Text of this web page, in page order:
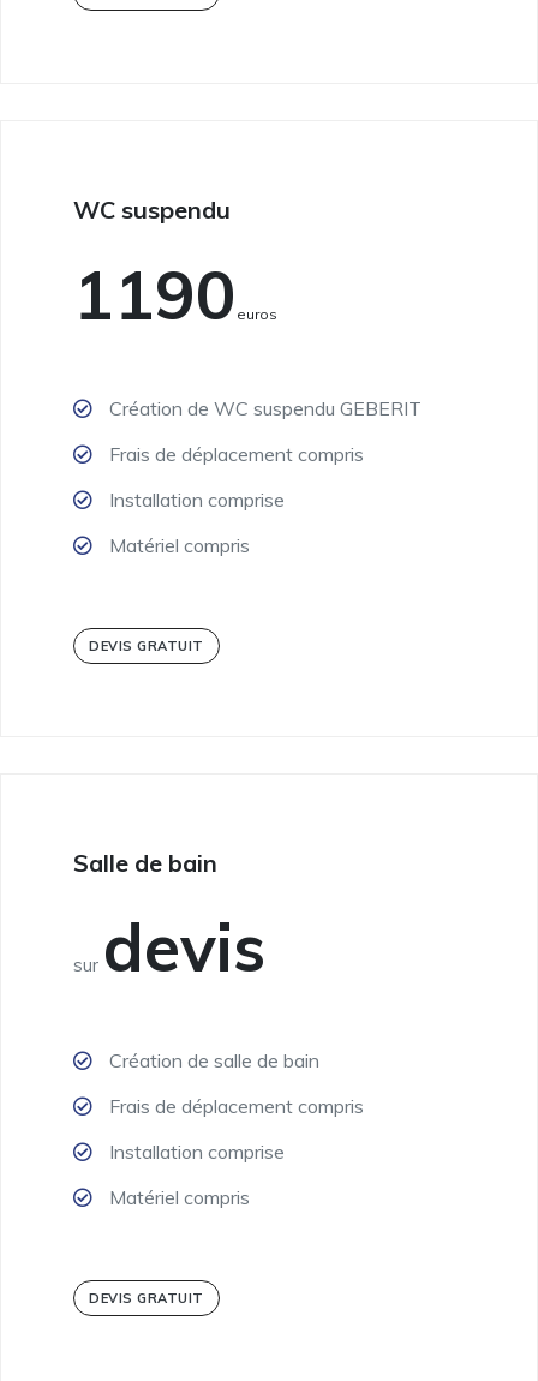
WC suspendu
1190 Euros
Création de WC suspendu GEBERIT
Frais de déplacement compris
Installation comprise
Matériel compris
DEVIS GRATUIT
Salle de bain
sur devis
Création de salle de bain
Frais de déplacement compris
Installation comprise
Matériel compris
DEVIS GRATUIT